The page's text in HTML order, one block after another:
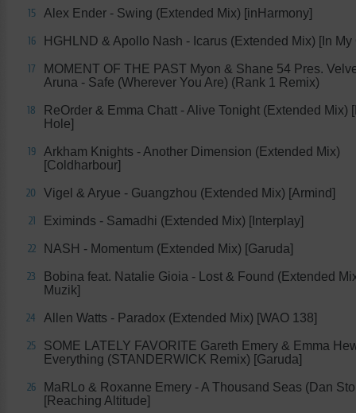
15 Alex Ender - Swing (Extended Mix) [inHarmony]
16 HGHLND & Apollo Nash - Icarus (Extended Mix) [In My
17
MOMENT OF THE PAST Myon & Shane 54 Pres.
Aruna - Safe (Wherever You Are) (Rank 1 Remix)
18
ReOrder & Emma Chatt - Alive Tonight (Extended Mix)
Hole]
19
Arkham Knights - Another Dimension (Extended Mix)
[Coldharbour]
20 Vigel & Aryue - Guangzhou (Extended Mix) [Armind]
21 Eximinds - Samadhi (Extended Mix) [Interplay]
22 NASH - Momentum (Extended Mix) [Garuda]
23
Bobina feat. Natalie Gioia - Lost & Found (Extended
Muzik]
24 Allen Watts - Paradox (Extended Mix) [WAO 138]
25
SOME LATELY FAVORITE Gareth Emery & Emma
Everything (STANDERWICK Remix) [Garuda]
26
MaRLo & Roxanne Emery - A Thousand Seas (Dan
[Reaching Altitude]